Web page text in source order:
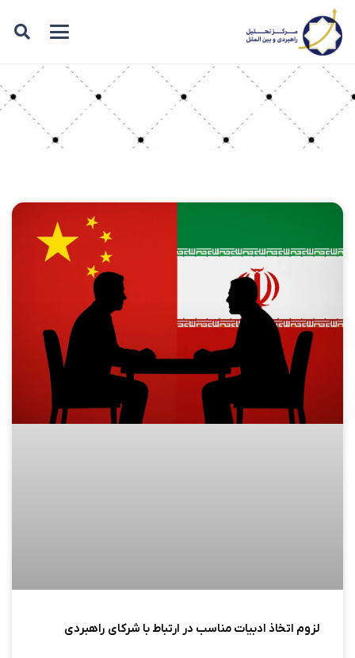
برچسب: علی لاریجانی
لزوم اتخاذ ادبیات مناسب در ارتباط با شرکای راهبردی